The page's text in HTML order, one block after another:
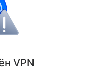
Поделиться
VPN